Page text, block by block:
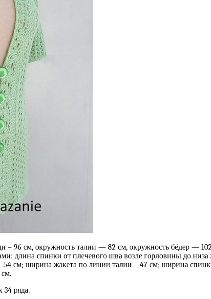
– 96 см, окружность талии — 82 см, окружность бёдер —
длина спинки от плечевого шва возле горловины до
см; ширина жакета по линии талии – 47 см; ширина
34 ряда.